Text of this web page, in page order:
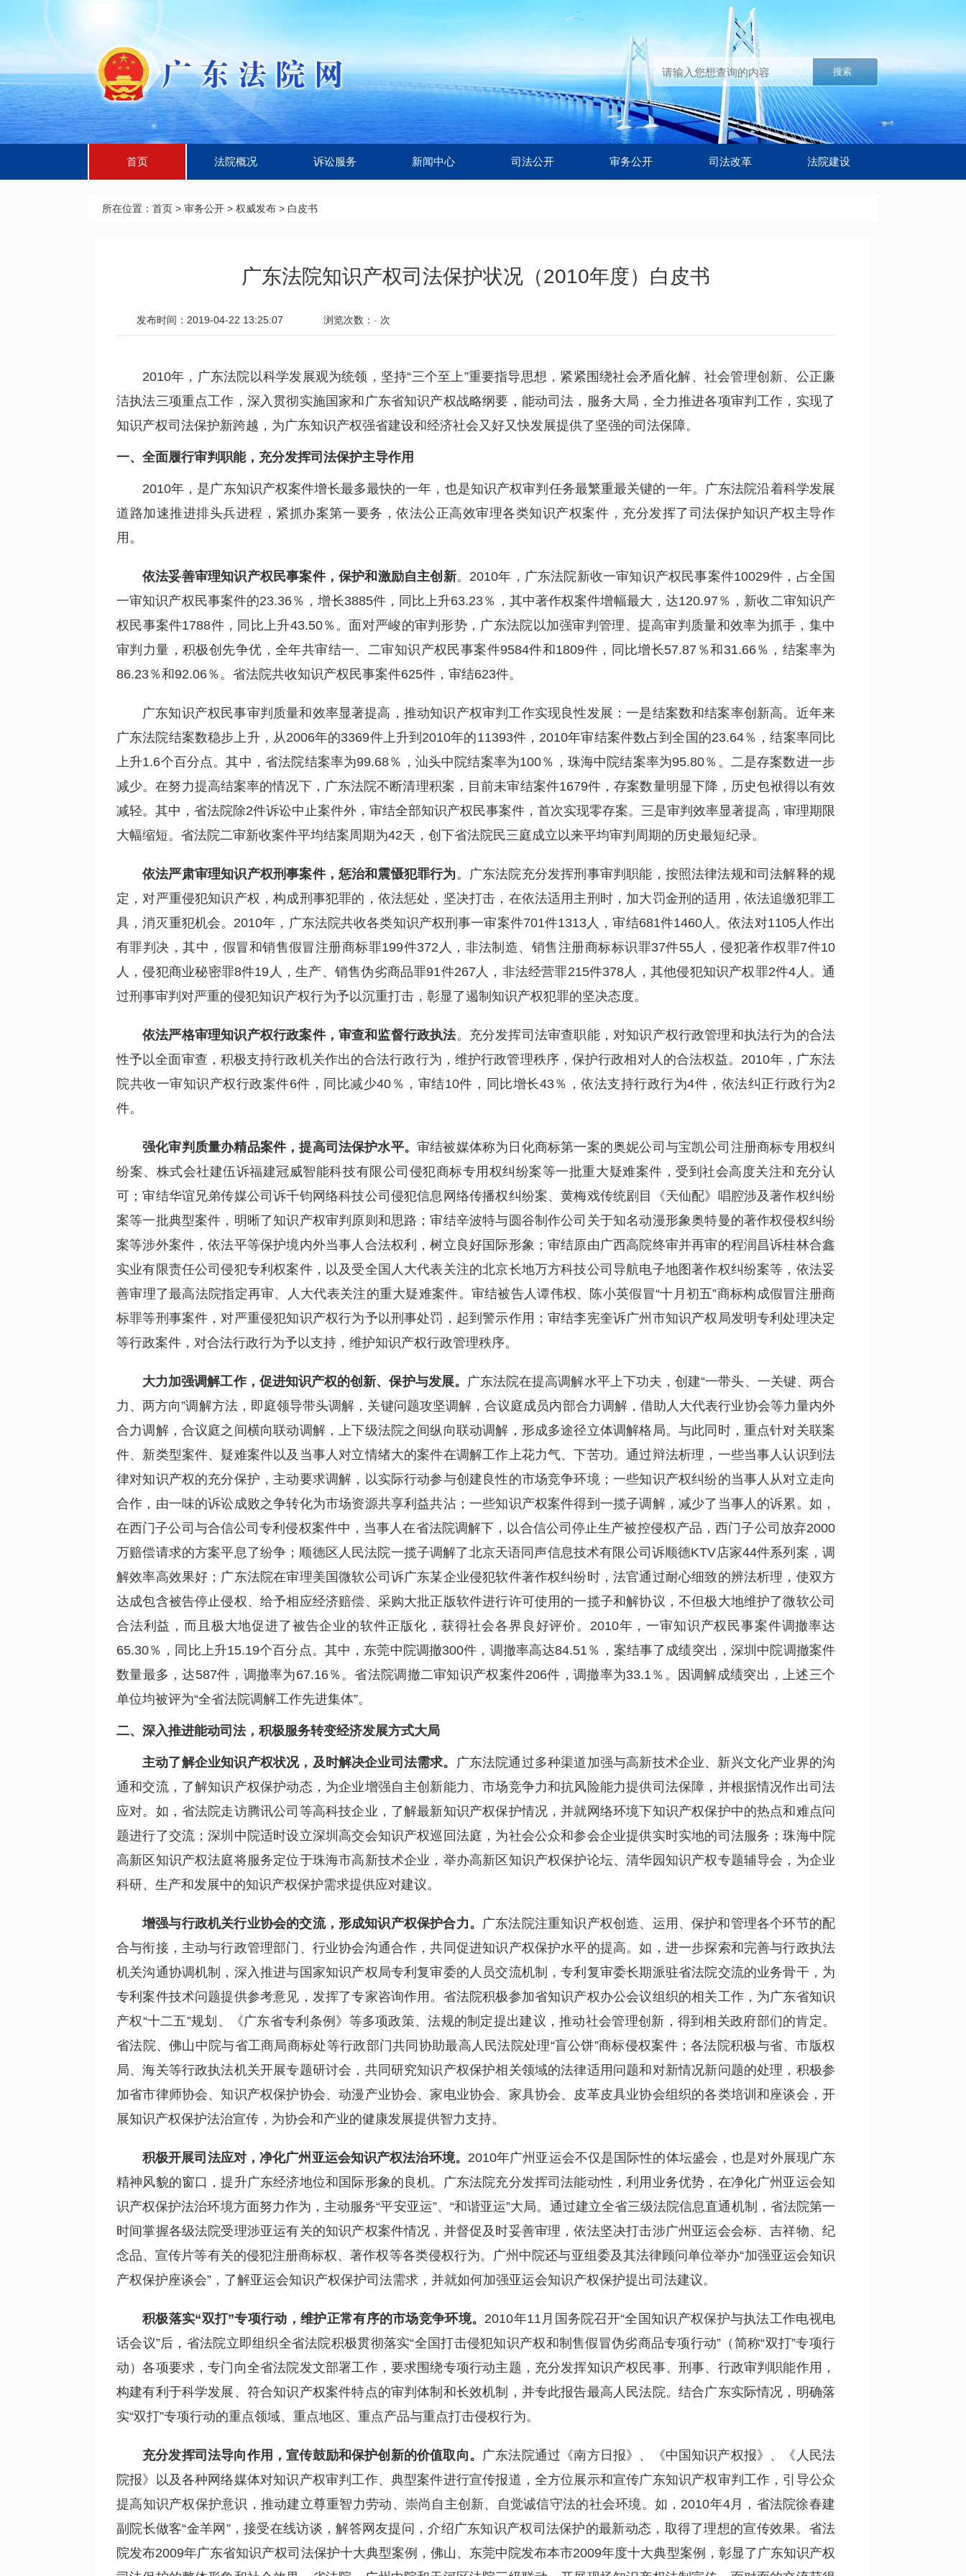
搜索
首页 法院概况 诉讼服务 新闻中心 司法公开 审务公开 司法改革 法院建设
所在位置： 首页 > 审务公开 > 权威发布 > 白皮书
广东法院知识产权司法保护状况（2010年度）白皮书
发布时间：2019-04-22 13:25:07 浏览次数： - 次
2010年，广东法院以科学发展观为统领，坚持“三个至上”重要指导思想，紧紧围绕社会矛盾化解、社会管理创新、公正廉
洁执法三项重点工作，深入贯彻实施国家和广东省知识产权战略纲要，能动司法，服务大局，全力推进各项审判工作，实现了
知识产权司法保护新跨越，为广东知识产权强省建设和经济社会又好又快发展提供了坚强的司法保障。
一、全面履行审判职能，充分发挥司法保护主导作用
2010年，是广东知识产权案件增长最多最快的一年，也是知识产权审判任务最繁重最关键的一年。广东法院沿着科学发展
道路加速推进排头兵进程，紧抓办案第一要务，依法公正高效审理各类知识产权案件，充分发挥了司法保护知识产权主导作
用。
依法妥善审理知识产权民事案件，保护和激励自主创新。2010年，广东法院新收一审知识产权民事案件10029件，占全国
一审知识产权民事案件的23.36％，增长3885件，同比上升63.23％，其中著作权案件增幅最大，达120.97％，新收二审知识产
权民事案件1788件，同比上升43.50％。面对严峻的审判形势，广东法院以加强审判管理、提高审判质量和效率为抓手，集中
审判力量，积极创先争优，全年共审结一、二审知识产权民事案件9584件和1809件，同比增长57.87％和31.66％，结案率为
86.23％和92.06％。省法院共收知识产权民事案件625件，审结623件。
广东知识产权民事审判质量和效率显著提高，推动知识产权审判工作实现良性发展：一是结案数和结案率创新高。近年来
广东法院结案数稳步上升，从2006年的3369件上升到2010年的11393件，2010年审结案件数占到全国的23.64％，结案率同比
上升1.6个百分点。其中，省法院结案率为99.68％，汕头中院结案率为100％，珠海中院结案率为95.80％。二是存案数进一步
减少。在努力提高结案率的情况下，广东法院不断清理积案，目前未审结案件1679件，存案数量明显下降，历史包袱得以有效
减轻。其中，省法院除2件诉讼中止案件外，审结全部知识产权民事案件，首次实现零存案。三是审判效率显著提高，审理期限
大幅缩短。省法院二审新收案件平均结案周期为42天，创下省法院民三庭成立以来平均审判周期的历史最短纪录。
依法严肃审理知识产权刑事案件，惩治和震慑犯罪行为。广东法院充分发挥刑事审判职能，按照法律法规和司法解释的规
定，对严重侵犯知识产权，构成刑事犯罪的，依法惩处，坚决打击，在依法适用主刑时，加大罚金刑的适用，依法追缴犯罪工
具，消灭重犯机会。2010年，广东法院共收各类知识产权刑事一审案件701件1313人，审结681件1460人。依法对1105人作出
有罪判决，其中，假冒和销售假冒注册商标罪199件372人，非法制造、销售注册商标标识罪37件55人，侵犯著作权罪7件10
人，侵犯商业秘密罪8件19人，生产、销售伪劣商品罪91件267人，非法经营罪215件378人，其他侵犯知识产权罪2件4人。通
过刑事审判对严重的侵犯知识产权行为予以沉重打击，彰显了遏制知识产权犯罪的坚决态度。
依法严格审理知识产权行政案件，审查和监督行政执法。充分发挥司法审查职能，对知识产权行政管理和执法行为的合法
性予以全面审查，积极支持行政机关作出的合法行政行为，维护行政管理秩序，保护行政相对人的合法权益。2010年，广东法
院共收一审知识产权行政案件6件，同比减少40％，审结10件，同比增长43％，依法支持行政行为4件，依法纠正行政行为2
件。
强化审判质量办精品案件，提高司法保护水平。审结被媒体称为日化商标第一案的奥妮公司与宝凯公司注册商标专用权纠
纷案、株式会社建伍诉福建冠威智能科技有限公司侵犯商标专用权纠纷案等一批重大疑难案件，受到社会高度关注和充分认
可；审结华谊兄弟传媒公司诉千钧网络科技公司侵犯信息网络传播权纠纷案、黄梅戏传统剧目《天仙配》唱腔涉及著作权纠纷
案等一批典型案件，明晰了知识产权审判原则和思路；审结辛波特与圆谷制作公司关于知名动漫形象奥特曼的著作权侵权纠纷
案等涉外案件，依法平等保护境内外当事人合法权利，树立良好国际形象；审结原由广西高院终审并再审的程润昌诉桂林合鑫
实业有限责任公司侵犯专利权案件，以及受全国人大代表关注的北京长地万方科技公司导航电子地图著作权纠纷案等，依法妥
善审理了最高法院指定再审、人大代表关注的重大疑难案件。审结被告人谭伟权、陈小英假冒“十月初五”商标构成假冒注册商
标罪等刑事案件，对严重侵犯知识产权行为予以刑事处罚，起到警示作用；审结李宪奎诉广州市知识产权局发明专利处理决定
等行政案件，对合法行政行为予以支持，维护知识产权行政管理秩序。
大力加强调解工作，促进知识产权的创新、保护与发展。
广东法院在提高调解水平上下功夫，创建“一带头、一关键、两合
力、两方向”调解方法，即庭领导带头调解，关键问题攻坚调解，合议庭成员内部合力调解，借助人大代表行业协会等力量内外
合力调解，合议庭之间横向联动调解，上下级法院之间纵向联动调解，形成多途径立体调解格局。与此同时，重点针对关联案
件、新类型案件、疑难案件以及当事人对立情绪大的案件在调解工作上花力气、下苦功。通过辩法析理，一些当事人认识到法
律对知识产权的充分保护，主动要求调解，以实际行动参与创建良性的市场竞争环境；一些知识产权纠纷的当事人从对立走向
合作，由一味的诉讼成败之争转化为市场资源共享利益共沾；一些知识产权案件得到一揽子调解，减少了当事人的诉累。如，
在西门子公司与合信公司专利侵权案件中，当事人在省法院调解下，以合信公司停止生产被控侵权产品，西门子公司放弃2000
万赔偿请求的方案平息了纷争；顺德区人民法院一揽子调解了北京天语同声信息技术有限公司诉顺德KTV店家44件系列案，调
解效率高效果好；广东法院在审理美国微软公司诉广东某企业侵犯软件著作权纠纷时，法官通过耐心细致的辨法析理，使双方
达成包含被告停止侵权、给予相应经济赔偿、采购大批正版软件进行许可使用的一揽子和解协议，不但极大地维护了微软公司
合法利益，而且极大地促进了被告企业的软件正版化，获得社会各界良好评价。2010年，一审知识产权民事案件调撤率达
65.30％，同比上升15.19个百分点。其中，东莞中院调撤300件，调撤率高达84.51％，案结事了成绩突出，深圳中院调撤案件
数量最多，达587件，调撤率为67.16％。省法院调撤二审知识产权案件206件，调撤率为33.1％。因调解成绩突出，上述三个
单位均被评为“全省法院调解工作先进集体”。
二、深入推进能动司法，积极服务转变经济发展方式大局
主动了解企业知识产权状况，及时解决企业司法需求。
广东法院通过多种渠道加强与高新技术企业、新兴文化产业界的沟
通和交流，了解知识产权保护动态，为企业增强自主创新能力、市场竞争力和抗风险能力提供司法保障，并根据情况作出司法
应对。如，省法院走访腾讯公司等高科技企业，了解最新知识产权保护情况，并就网络环境下知识产权保护中的热点和难点问
题进行了交流；深圳中院适时设立深圳高交会知识产权巡回法庭，为社会公众和参会企业提供实时实地的司法服务；珠海中院
高新区知识产权法庭将服务定位于珠海市高新技术企业，举办高新区知识产权保护论坛、清华园知识产权专题辅导会，为企业
科研、生产和发展中的知识产权保护需求提供应对建议。
增强与行政机关行业协会的交流，形成知识产权保护合力。 广东法院注重知识产权创造、运用、保护和管理各个环节的配
合与衔接，主动与行政管理部门、行业协会沟通合作，共同促进知识产权保护水平的提高。如，进一步探索和完善与行政执法
机关沟通协调机制，深入推进与国家知识产权局专利复审委的人员交流机制，专利复审委长期派驻省法院交流的业务骨干，为
专利案件技术问题提供参考意见，发挥了专家咨询作用。省法院积极参加省知识产权办公会议组织的相关工作，为广东省知识
产权“十二五”规划、《广东省专利条例》等多项政策、法规的制定提出建议，推动社会管理创新，得到相关政府部们的肯定。
省法院、佛山中院与省工商局商标处等行政部门共同协助最高人民法院处理“盲公饼”商标侵权案件；各法院积极与省、市版权
局、海关等行政执法机关开展专题研讨会，共同研究知识产权保护相关领域的法律适用问题和对新情况新问题的处理，积极参
加省市律师协会、知识产权保护协会、动漫产业协会、家电业协会、家具协会、皮革皮具业协会组织的各类培训和座谈会，开
展知识产权保护法治宣传，为协会和产业的健康发展提供智力支持。
积极开展司法应对，净化广州亚运会知识产权法治环境。 2010年广州亚运会不仅是国际性的体坛盛会，也是对外展现广东
精神风貌的窗口，提升广东经济地位和国际形象的良机。广东法院充分发挥司法能动性，利用业务优势，在净化广州亚运会知
识产权保护法治环境方面努力作为，主动服务“平安亚运”、“和谐亚运”大局。通过建立全省三级法院信息直通机制，省法院第一
时间掌握各级法院受理涉亚运有关的知识产权案件情况，并督促及时妥善审理，依法坚决打击涉广州亚运会会标、吉祥物、纪
念品、宣传片等有关的侵犯注册商标权、著作权等各类侵权行为。广州中院还与亚组委及其法律顾问单位举办“加强亚运会知识
产权保护座谈会”，了解亚运会知识产权保护司法需求，并就如何加强亚运会知识产权保护提出司法建议。
积极落实“双打”专项行动，维护正常有序的市场竞争环境。 2010年11月国务院召开“全国知识产权保护与执法工作电视电
话会议”后，省法院立即组织全省法院积极贯彻落实“全国打击侵犯知识产权和制售假冒伪劣商品专项行动”（简称“双打”专项行
动）各项要求，专门向全省法院发文部署工作，要求围绕专项行动主题，充分发挥知识产权民事、刑事、行政审判职能作用，
构建有利于科学发展、符合知识产权案件特点的审判体制和长效机制，并专此报告最高人民法院。结合广东实际情况，明确落
实“双打”专项行动的重点领域、重点地区、重点产品与重点打击侵权行为。
充分发挥司法导向作用，宣传鼓励和保护创新的价值取向。 广东法院通过《南方日报》、《中国知识产权报》、《人民法
院报》以及各种网络媒体对知识产权审判工作、典型案件进行宣传报道，全方位展示和宣传广东知识产权审判工作，引导公众
提高知识产权保护意识，推动建立尊重智力劳动、崇尚自主创新、自觉诚信守法的社会环境。如，2010年4月，省法院徐春建
副院长做客“金羊网”，接受在线访谈，解答网友提问，介绍广东知识产权司法保护的最新动态，取得了理想的宣传效果。省法
院发布2009年广东省知识产权司法保护十大典型案例，佛山、东莞中院发布本市2009年度十大典型案例，彰显了广东知识产权